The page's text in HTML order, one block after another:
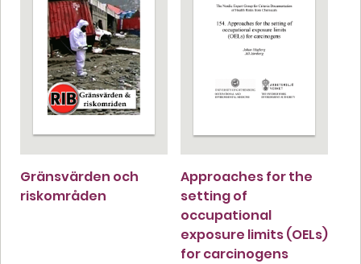
Gränsvärden och
riskområden
Approaches for the
setting of
occupational
exposure limits (OELs)
for carcinogens